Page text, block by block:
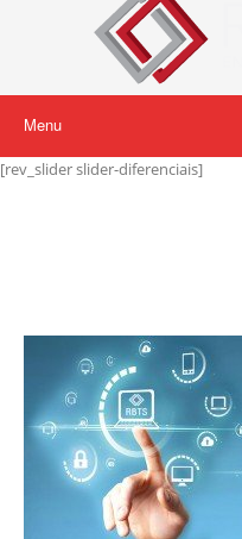
Menu
[rev_slider slider-diferenciais]